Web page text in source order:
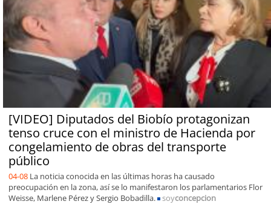
[VIDEO] Diputados del Biobío protagonizan
tenso cruce con el ministro de Hacienda por
congelamiento de obras del transporte
público
04-08 La noticia conocida en las últimas horas ha causado
preocupación en la zona, así se lo manifestaron los parlamentarios Flor
Weisse, Marlene Pérez y Sergio Bobadilla.
soyconcepcion